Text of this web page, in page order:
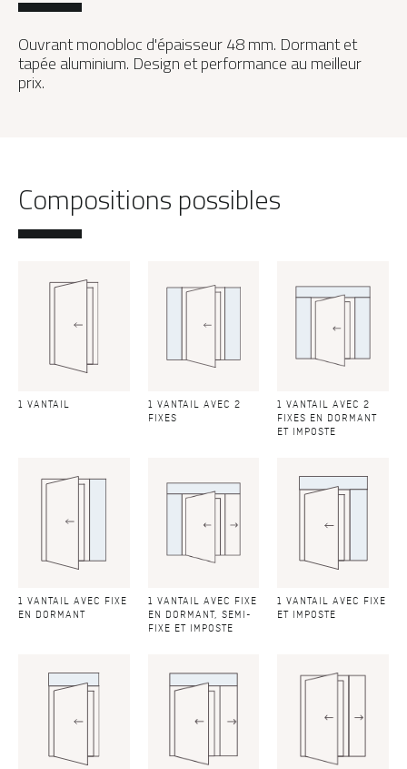
Ouvrant monobloc d'épaisseur 48 mm. Dormant et
tapée aluminium. Design et performance au meilleur
prix.
Compositions possibles
1 VANTAIL
1 VANTAIL AVEC 2
FIXES
1 VANTAIL AVEC 2
FIXES EN DORMANT
ET IMPOSTE
1 VANTAIL AVEC FIXE
EN DORMANT
1 VANTAIL AVEC FIXE
EN DORMANT, SEMI-
FIXE ET IMPOSTE
1 VANTAIL AVEC FIXE
ET IMPOSTE